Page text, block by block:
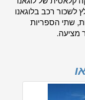
רכב בלוגאנו
שתי הספריות
מציעה.